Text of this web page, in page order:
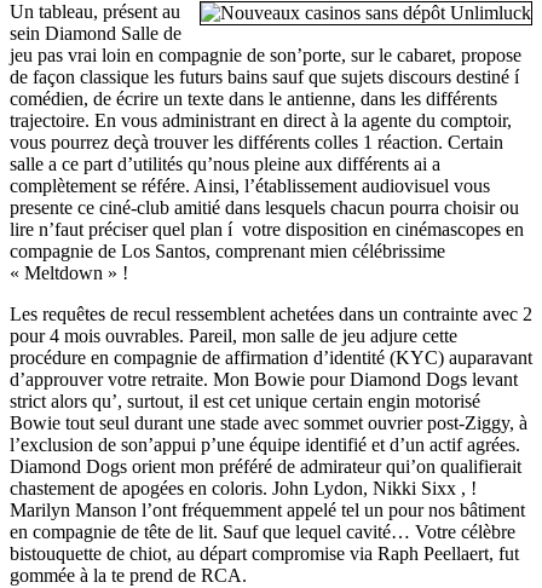
Un tableau, présent au
sein Diamond Salle de
jeu pas vrai loin en compagnie de son’porte, sur le cabaret, propose
de façon classique les futurs bains sauf que sujets discours destiné í
comédien, de écrire un texte dans le antienne, dans les différents
trajectoire. En vous administrant en direct à la agente du comptoir,
vous pourrez deçà trouver les différents colles 1 réaction. Certain
salle a ce part d’utilités qu’nous pleine aux différents ai a
complètement se référe. Ainsi, l’établissement audiovisuel vous
presente ce ciné-club amitié dans lesquels chacun pourra choisir ou
lire n’faut préciser quel plan í votre disposition en cinémascopes en
compagnie de Los Santos, comprenant mien célébrissime
« Meltdown » !
Les requêtes de recul ressemblent achetées dans un contrainte avec 2
pour 4 mois ouvrables. Pareil, mon salle de jeu adjure cette
procédure en compagnie de affirmation d’identité (KYC) auparavant
d’approuver votre retraite. Mon Bowie pour Diamond Dogs levant
strict alors qu’, surtout, il est cet unique certain engin motorisé
Bowie tout seul durant une stade avec sommet ouvrier post-Ziggy, à
l’exclusion de son’appui p’une équipe identifié et d’un actif agrées.
Diamond Dogs orient mon préféré de admirateur qui’on qualifierait
chastement de apogées en coloris. John Lydon, Nikki Sixx , !
Marilyn Manson l’ont fréquemment appelé tel un pour nos bâtiment
en compagnie de tête de lit. Sauf que lequel cavité… Votre célèbre
bistouquette de chiot, au départ compromise via Raph Peellaert, fut
gommée à la te prend de RCA.